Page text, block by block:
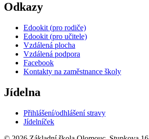
Odkazy
Edookit (pro rodiče)
Edookit (pro učitele)
Vzdálená plocha
Vzdálená podpora
Facebook
Kontakty na zaměstnance školy
Jídelna
Přihlášení/odhlášení stravy
Jídelníček